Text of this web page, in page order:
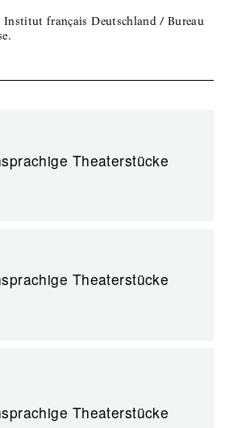
Institut français Deutschland / Bureau
Theaterstücke
Theaterstücke
Theaterstücke